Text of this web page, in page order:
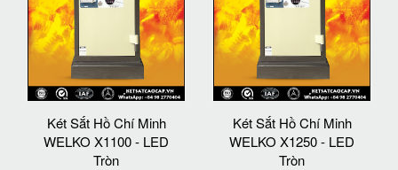
Két Sắt Hồ Chí Minh
WELKO X1100 - LED
Tròn
Két Sắt Hồ Chí Minh
WELKO X1250 - LED
Tròn